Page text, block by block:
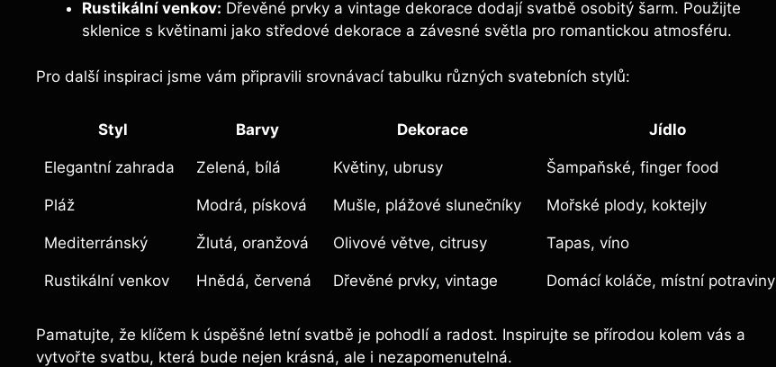
Rustikální venkov: Dřevěné prvky a vintage dekorace dodají svatbě osobitý šarm. Použijte
sklenice s květinami jako středové dekorace a závesné světla pro romantickou atmosféru.
Pro další inspiraci jsme vám připravili srovnávací tabulku různých svatebních stylů:
Styl Barvy Dekorace Jídlo
Elegantní zahrada Zelená, bílá Květiny, ubrusy Šampaňské, finger food
Pláž Modrá, písková Mušle, plážové slunečníky Mořské plody, koktejly
Mediterránský Žlutá, oranžová Olivové větve, citrusy Tapas, víno
Rustikální venkov Hnědá, červená Dřevěné prvky, vintage Domácí koláče, místní potraviny
Pamatujte, že klíčem k úspěšné letní svatbě je pohodlí a radost. Inspirujte se přírodou kolem vás a
vytvořte svatbu, která bude nejen krásná, ale i nezapomenutelná.